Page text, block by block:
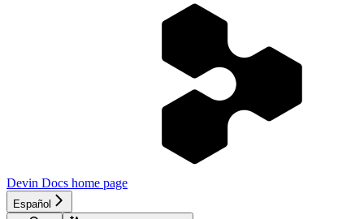
Devin Docs home page
Español